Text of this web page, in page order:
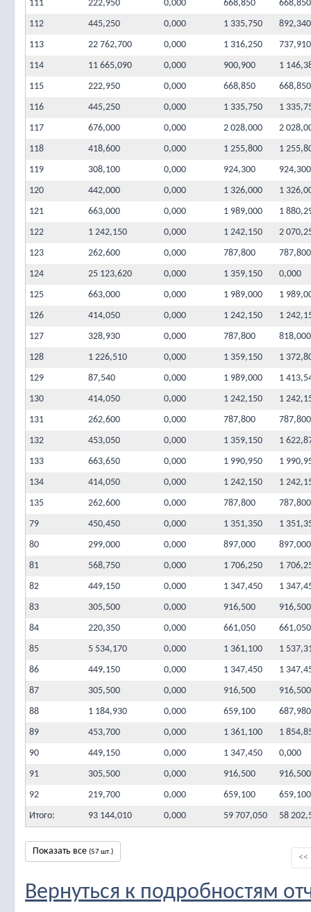
111
222,950 0,000 668,850
668,850
112
445,250 0,000 1 335,750
892,340
113
22 762,700 0,000 1 316,250
737,910
114
11 665,090 0,000 900,900
1
115
222,950 0,000 668,850
668,850
116
445,250 0,000 1 335,750
1
117
676,000 0,000 2 028,000
2
118
418,600 0,000 1 255,800
1
119
308,100 0,000 924,300
924,300
120
442,000 0,000 1 326,000
1
121
663,000 0,000 1 989,000
1
122
1 242,150 0,000 1 242,150
2
123
262,600 0,000 787,800
787,800
124
25 123,620 0,000 1 359,150
0,000
125
663,000 0,000 1 989,000
1
126
414,050 0,000 1 242,150
1
127
328,930 0,000 787,800
818,000
128
1 226,510 0,000 1 359,150
1
129
87,540 0,000 1 989,000
1
130
414,050 0,000 1 242,150
1
131
262,600 0,000 787,800
787,800
132
453,050 0,000 1 359,150
1
133
663,650 0,000 1 990,950
1
134
414,050 0,000 1 242,150
1
135
262,600 0,000 787,800
787,800
79
450,450 0,000 1 351,350
1
80
299,000 0,000 897,000
897,000
81
568,750 0,000 1 706,250
1
82
449,150 0,000 1 347,450
1
83
305,500 0,000 916,500
916,500
84
220,350 0,000 661,050
661,050
85
5 534,170 0,000 1 361,100
1
86
449,150 0,000 1 347,450
1
87
305,500 0,000 916,500
916,500
88
1 184,930 0,000 659,100
687,980
89
453,700 0,000 1 361,100
1
90
449,150 0,000 1 347,450
0,000
91
305,500 0,000 916,500
916,500
92
219,700 0,000 659,100
659,100
Итого:
93 144,010 0,000 59 707,050 58
Показать все (57 шт.)
<<
Вернуться к подробностям